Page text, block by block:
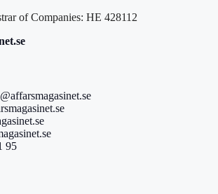
of Companies: HE 428112
95